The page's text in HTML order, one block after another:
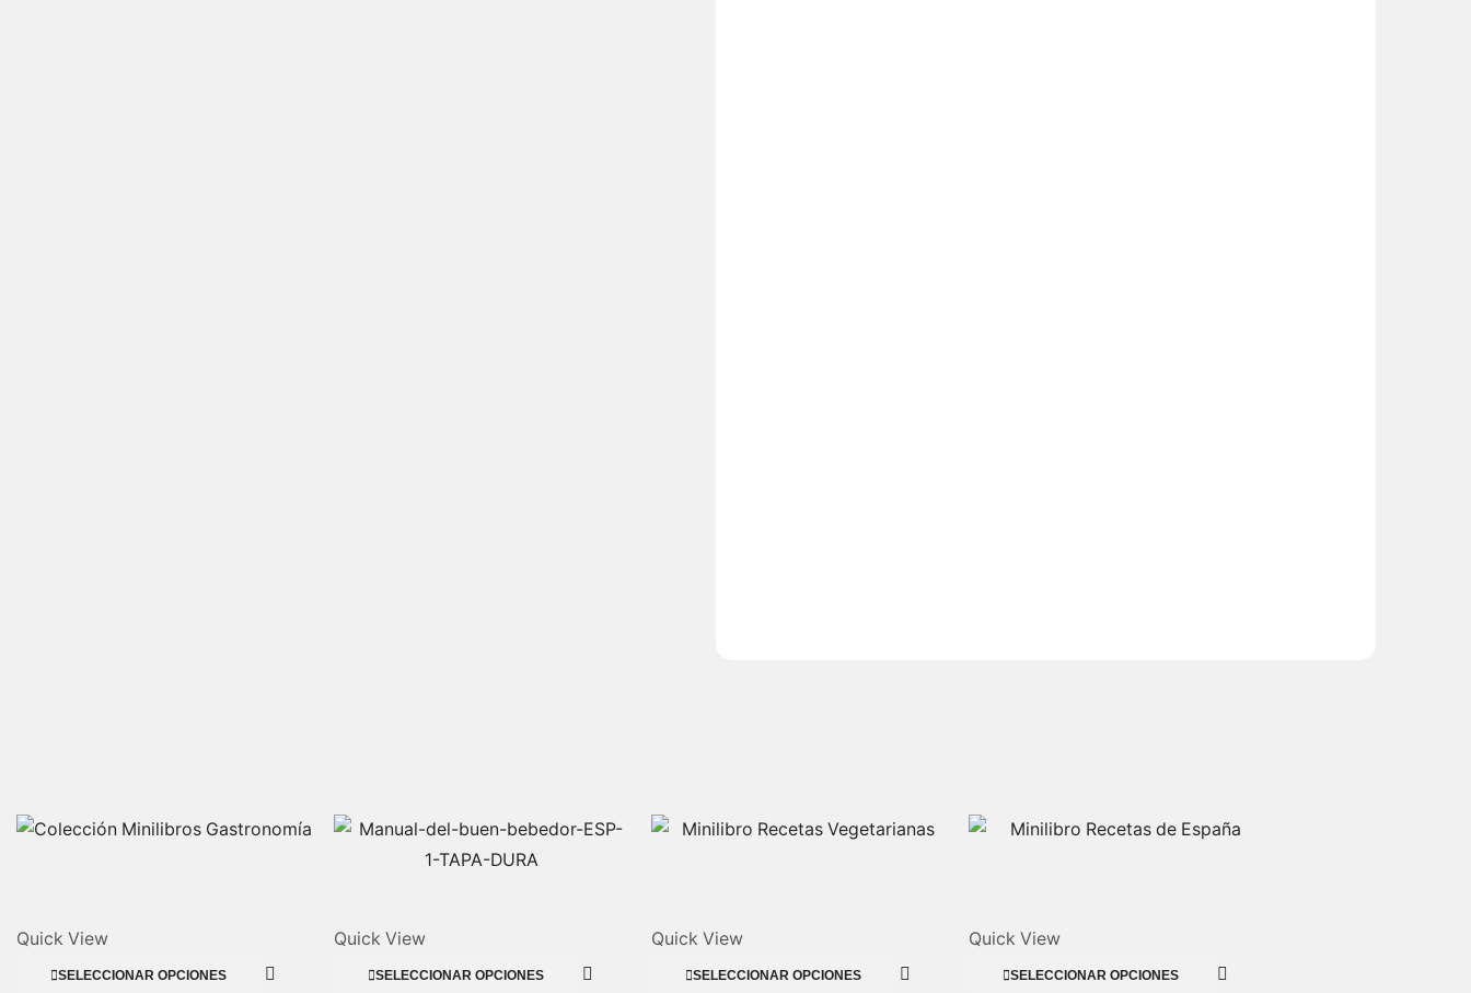
Quick View
SELECCIONAR OPCIONES
Quick View
SELECCIONAR OPCIONES
Quick View
SELECCIONAR OPCIONES
Quick View
SELECCIONAR OPCIONES